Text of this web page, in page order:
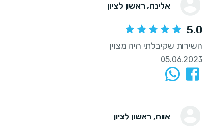
אלינה, ראשון לציון
5.0
השירות שקיבלתי היה מצוין.
05.06.2023
אווה, ראשון לציון